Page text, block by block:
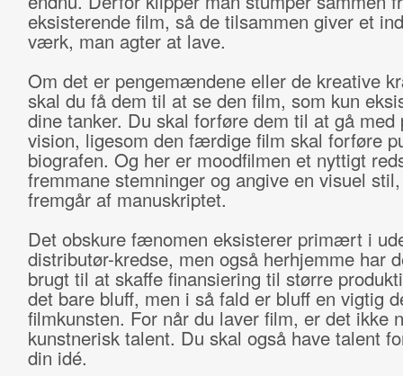
eksisterende film, så de tilsammen giver et
værk, man agter at lave.
Om det er pengemændene eller de kreative
skal du få dem til at se den film, som kun
dine tanker. Du skal forføre dem til at gå med
vision, ligesom den færdige film skal forføre
biografen. Og her er moodfilmen et nyttigt
fremmane stemninger og angive en visuel
fremgår af manuskriptet.
Det obskure fænomen eksisterer primært i
distributør-kredse, men også herhjemme har
brugt til at skaffe finansiering til større
det bare bluff, men i så fald er bluff en vigtig
filmkunsten. For når du laver film, er det ikke
kunstnerisk talent. Du skal også have talent
din idé.